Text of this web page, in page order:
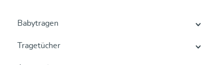
Babytragen
Tragetücher